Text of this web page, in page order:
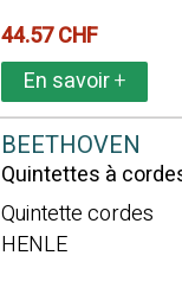
44.57 CHF
En savoir+
BEETHOVEN
Quintettes à
Quintette cordes
HENLE